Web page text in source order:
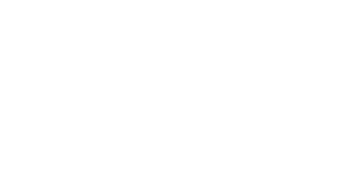
ントレポ！
ードOPEN！ #茉ひる
してもらいました|Honda X-ADV
鈴鹿ドライブへ！【後編】
AfricaTwin】試乗会in鈴鹿ツインサーキット
！「HCM２＆４サーキットフェス」レポ
へついていった【三重〜長野•茶臼山高原経由】Honda CL500
の鈴鹿ドライブへ！【前編】